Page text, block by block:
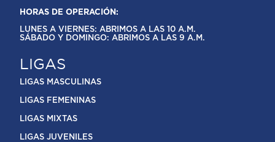
HORAS DE OPERACIÓN:
LUNES A VIERNES: ABRIMOS A LAS 10 A.M.
SÁBADO Y DOMINGO: ABRIMOS A LAS 9 A.M.
LIGAS
LIGAS MASCULINAS
LIGAS FEMENINAS
LIGAS MIXTAS
LIGAS JUVENILES